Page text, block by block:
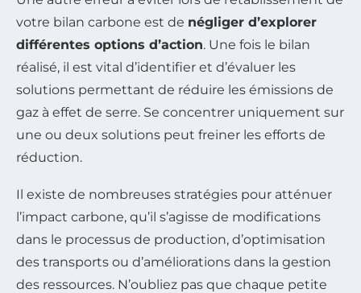
votre bilan carbone est de négliger d’explorer
différentes options d’action. Une fois le bilan
réalisé, il est vital d’identifier et d’évaluer les
solutions permettant de réduire les émissions de
gaz à effet de serre. Se concentrer uniquement sur
une ou deux solutions peut freiner les efforts de
réduction.
Il existe de nombreuses stratégies pour atténuer
l’impact carbone, qu’il s’agisse de modifications
dans le processus de production, d’optimisation
des transports ou d’améliorations dans la gestion
des ressources. N’oubliez pas que chaque petite